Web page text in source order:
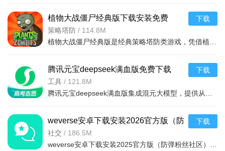
植物大战僵尸经典版下载安装免费
v3.15.0安卓版
策略塔防 / 114.8M
下载
腾讯元宝deepseek满血版免费下载
v2.63.0安卓版
工具 / 121.8M
下载
weverse安卓下载安装2026官方版（防
弹粉丝社区）v3.13.1官方最新版
社交 / 186.5M
下载